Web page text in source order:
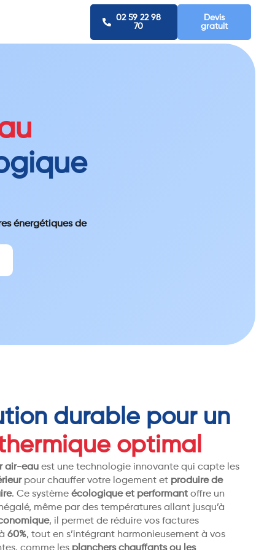
02 59 22 98
70
Devis
gratuit
énergétiques de
durable pour un
optimal
air-eau est une technologie innovante qui capte les
pour chauffer votre logement et produire de
. Ce système écologique et performant offre un
même par des températures allant jusqu’à
, il permet de réduire vos factures
60%, tout en s’intégrant harmonieusement à vos